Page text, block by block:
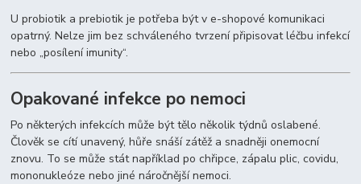
U probiotik a prebiotik je potřeba být v e-shopové komunikaci
opatrný. Nelze jim bez schváleného tvrzení připisovat léčbu infekcí
nebo „posílení imunity“.
Opakované infekce po nemoci
Po některých infekcích může být tělo několik týdnů oslabené.
Člověk se cítí unavený, hůře snáší zátěž a snadněji onemocní
znovu. To se může stát například po chřipce, zápalu plic, covidu,
mononukleóze nebo jiné náročnější nemoci.